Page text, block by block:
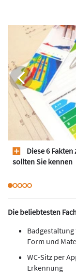
Diese 6
sollten Sie kennen
Die beliebtesten
Form und
WC-Sitz per
Erkennung